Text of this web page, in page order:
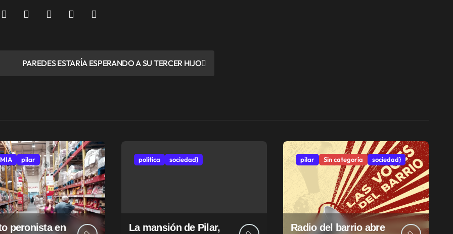
PAREDES ESTARÍA ESPERANDO A SU TERCER HIJO
pilar
peronista en
politíca sociedad}
La mansión de Pilar,
pilar Sin categoría sociedad}
Radio del barrio abre